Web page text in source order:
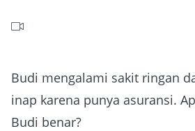
Budi mengalami sakit ringan
inap karena punya asuransi.
Budi benar?